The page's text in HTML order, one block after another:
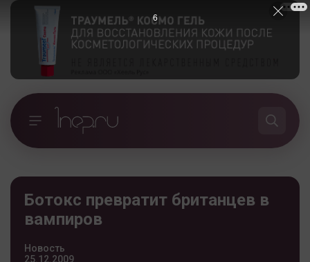
Ботокс превратит британцев в
вампиров
Новость
25.12.2009
5